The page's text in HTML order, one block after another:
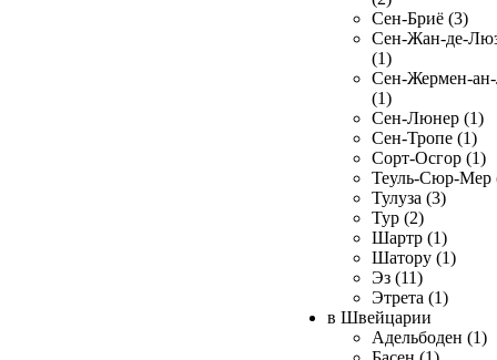
Сен-Бриё (3)
Сен-Жан-де-
(1)
Сен-Жермен-
(1)
Сен-Люнер (1)
Сен-Тропе (1)
Сорт-Осгор (1)
Теуль-Сюр-Мер
Тулуза (3)
Тур (2)
Шартр (1)
Шатору (1)
Эз (11)
Этрета (1)
в Швейцарии
Адельбоден (1)